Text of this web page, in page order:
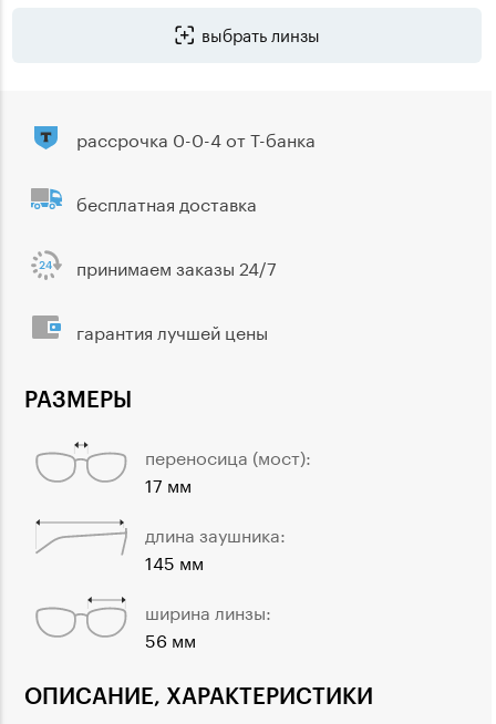
выбрать линзы
ОПИСАНИЕ, ХАРАКТЕРИСТИКИ
РАЗМЕРЫ
переносица (мост):
17 мм
длина заушника:
145 мм
ширина линзы:
56 мм
рассрочка 0-0-4 от Т-банка
бесплатная доставка
принимаем заказы 24/7
гарантия лучшей цены